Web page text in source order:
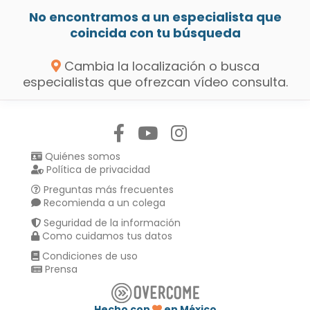
No encontramos a un especialista que
coincida con tu búsqueda
Cambia la localización o busca
especialistas que ofrezcan vídeo consulta.
Quiénes somos
Política de privacidad
Preguntas más frecuentes
Recomienda a un colega
Seguridad de la información
Como cuidamos tus datos
Condiciones de uso
Prensa